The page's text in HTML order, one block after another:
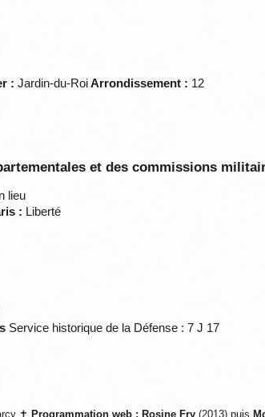
: Jardin-du-RoiArrondissement : 12
et des commissions
lieu
: Liberté
Service historique de la Défense : 7 J 17
✝ Programmation web : Rosine Fry (2013) puis